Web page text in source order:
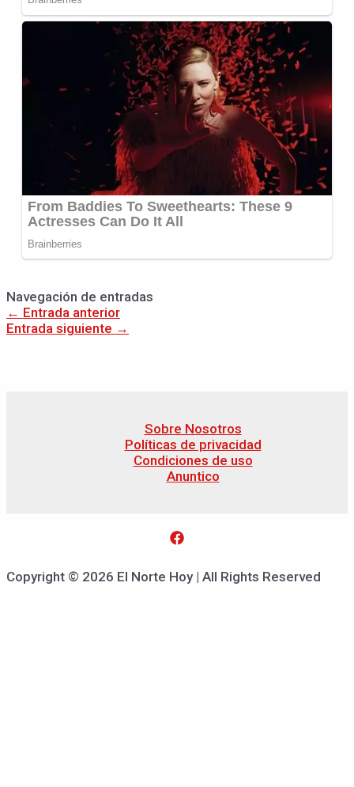
Navegación de entradas
← Entrada anterior
Entrada siguiente →
Sobre Nosotros
Políticas de privacidad
Condiciones de uso
Anuntico
Copyright © 2026 El Norte Hoy | All Rights Reserved